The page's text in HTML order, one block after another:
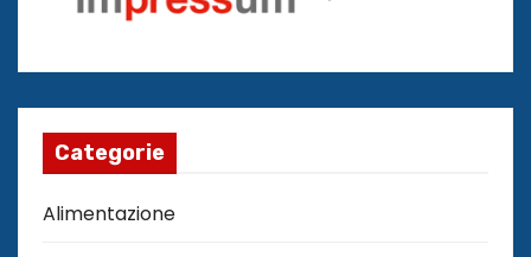
Categorie
Alimentazione